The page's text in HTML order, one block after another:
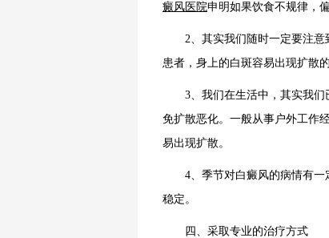
癜风医院申明如果饮食不规律，
2、其实我们随时一定要注意
患者，身上的白斑容易出现扩散的
3、我们在生活中，其实我们
免扩散恶化。一般从事户外工作
易出现扩散。
4、季节对白癜风的病情有一
稳定。
四、采取专业的治疗方式